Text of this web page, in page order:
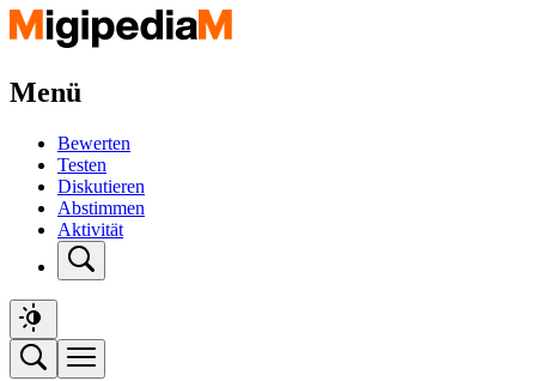
Menü
Bewerten
Testen
Diskutieren
Abstimmen
Aktivität